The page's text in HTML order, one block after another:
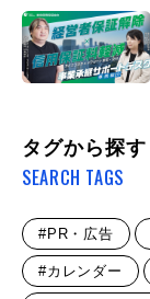
タグから探す
SEARCH TAGS
#PR・広告
#カレンダー